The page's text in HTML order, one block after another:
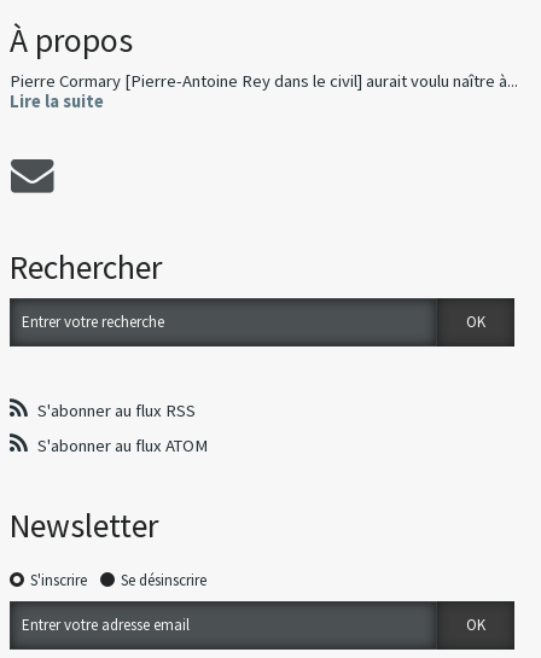
À propos
Pierre Cormary [Pierre-Antoine Rey dans le civil] aurait voulu naître à...
Lire la suite
Rechercher
S'abonner au flux RSS
S'abonner au flux ATOM
Newsletter
S'inscrire Se désinscrire